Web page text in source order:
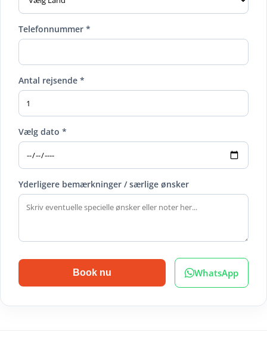
Telefonnummer *
Antal rejsende *
Vælg dato *
Yderligere bemærkninger / særlige ønsker
Book nu WhatsApp